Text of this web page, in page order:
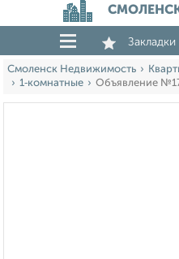
Закладки
Смоленск Недвижимость
1‑комнатные
Объявление